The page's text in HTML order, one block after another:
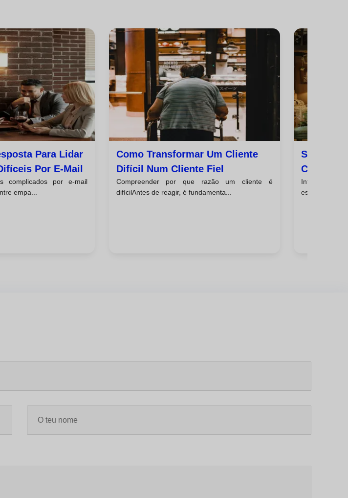
Para Lidar
Por E-Mail
complicados por e-mail
empa...
Como Transformar Um Cliente
Difícil Num Cliente Fiel
Compreender por que razão um cliente é
difícilAntes de reagir, é fundamenta...
Sinais
Clientes
Com Eles
essencial de